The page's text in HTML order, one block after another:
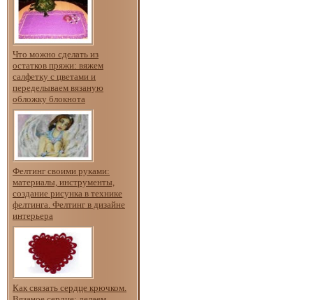
Что можно сделать из
остатков пряжи: вяжем
салфетку с цветами и
переделываем вязаную
обложку блокнота
Фелтинг своими руками:
материалы, инструменты,
создание рисунка в технике
фелтинга. Фелтинг в дизайне
интерьера
Как связать сердце крючком.